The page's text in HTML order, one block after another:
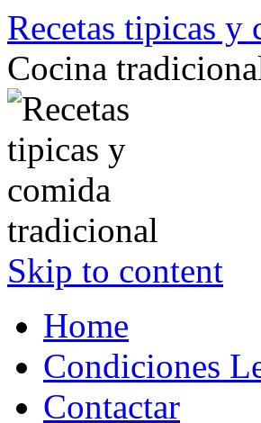
Recetas tipicas
Cocina
Skip to content
Home
Condiciones
Contactar